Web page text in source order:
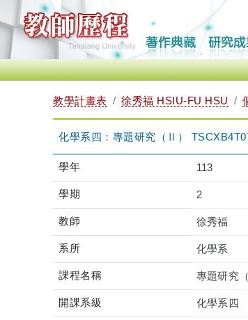
教學計畫表 徐秀福 HSIU-FU HSU
化學系四：專題研究（Ⅱ）
學年 113
學期 2
教師 徐秀福
系所 化學系
課程名稱 專題研究
開課系級 化學系四